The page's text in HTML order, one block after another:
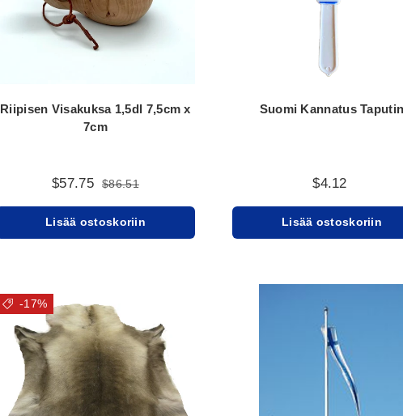
Riipisen Visakuksa 1,5dl 7,5cm x
7cm
$57.75 $86.51
Lisää ostoskoriin
Suomi Kannatus Taputin
$4.12
Lisää ostoskoriin
-17%